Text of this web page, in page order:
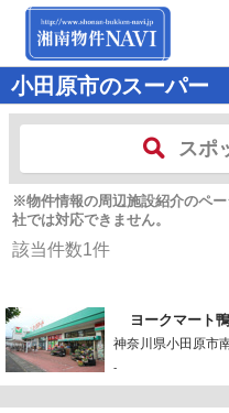
小田原市のスーパー
スポ
※物件情報の周辺施設紹介のペ
社では対応できません。
該当件数1件
ヨークマート
神奈川県小田原市
-